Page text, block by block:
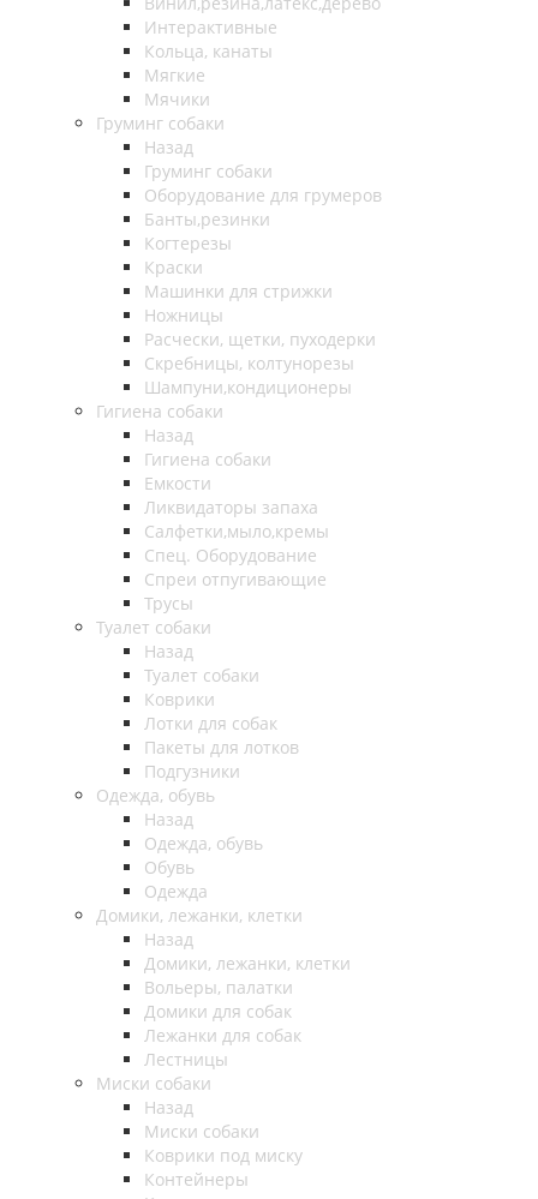
Интерактивные
Кольца, канаты
Мягкие
Мячики
Груминг собаки
Назад
Груминг собаки
Оборудование для грумеров
Банты,резинки
Когтерезы
Краски
Машинки для стрижки
Ножницы
Расчески, щетки, пуходерки
Скребницы, колтунорезы
Шампуни,кондиционеры
Гигиена собаки
Назад
Гигиена собаки
Емкости
Ликвидаторы запаха
Салфетки,мыло,кремы
Спец. Оборудование
Спреи отпугивающие
Трусы
Туалет собаки
Назад
Туалет собаки
Коврики
Лотки для собак
Пакеты для лотков
Подгузники
Одежда, обувь
Назад
Одежда, обувь
Обувь
Одежда
Домики, лежанки, клетки
Назад
Домики, лежанки, клетки
Вольеры, палатки
Домики для собак
Лежанки для собак
Лестницы
Миски собаки
Назад
Миски собаки
Коврики под миску
Контейнеры